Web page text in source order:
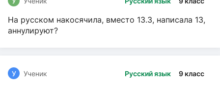
На русском накосячила, вместо 13.3, написала 13,
аннулируют?
Русский язык 9 класс
У Ученик